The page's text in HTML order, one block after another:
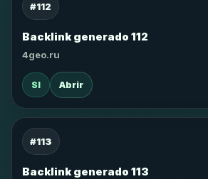
#112
Backlink generado 112
4geo.ru
SI Abrir
#113
Backlink generado 113